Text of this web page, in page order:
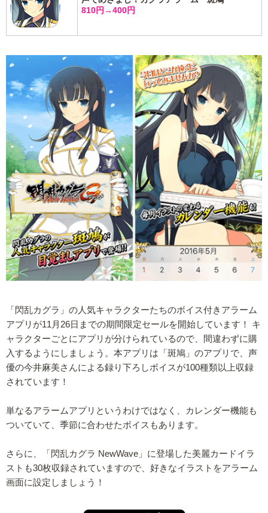
810円→400円
「閃乱カグラ」の人気キャラクターたちのボイス付きアラーム
アプリが11月26日までの期間限定セールを開始しています！ キ
ャラクターごとにアプリが分けられているので、間違わずに購
入するようにしましょう。本アプリは「斑鳩」のアプリで、声
優の今井麻美さんによる録り下ろしボイスが100種類以上収録
されています！
単なるアラームアプリというわけではなく、カレンダー機能も
ついていて、季節に合わせたボイスもあります。
さらに、「閃乱カグラ NewWave」に登場した美麗カードイラ
ストも30枚収録されていますので、好きなイラストをアラーム
画面に設定しましょう！